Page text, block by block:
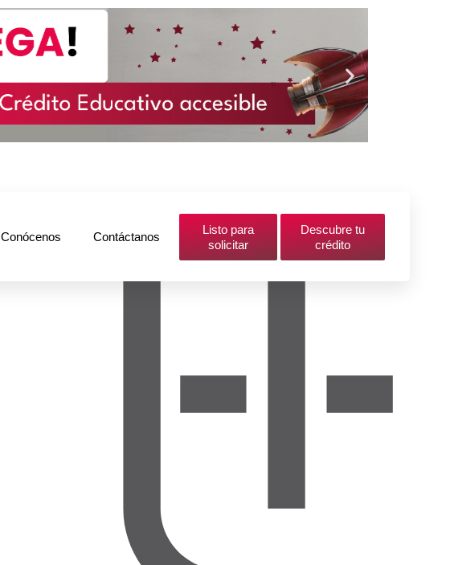
Conócenos Contáctanos
Listo para
solicitar
Descubre tu
crédito